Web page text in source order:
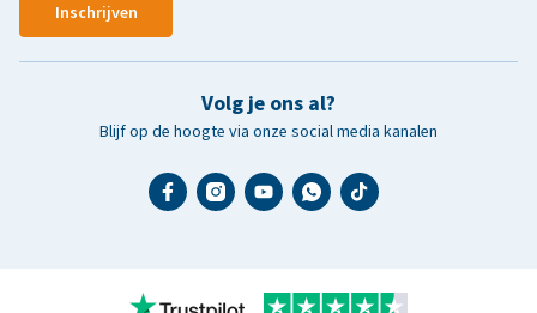
Inschrijven
Volg je ons al?
Blijf op de hoogte via onze social media kanalen